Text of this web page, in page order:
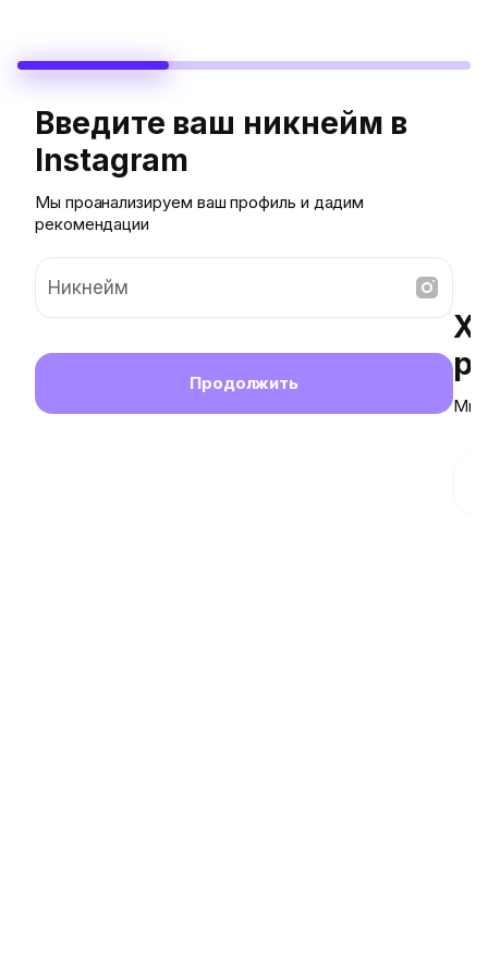
Введите ваш никнейм в
Instagram
Мы проанализируем ваш профиль и дадим
рекомендации
Никнейм
Продолжить
Мы